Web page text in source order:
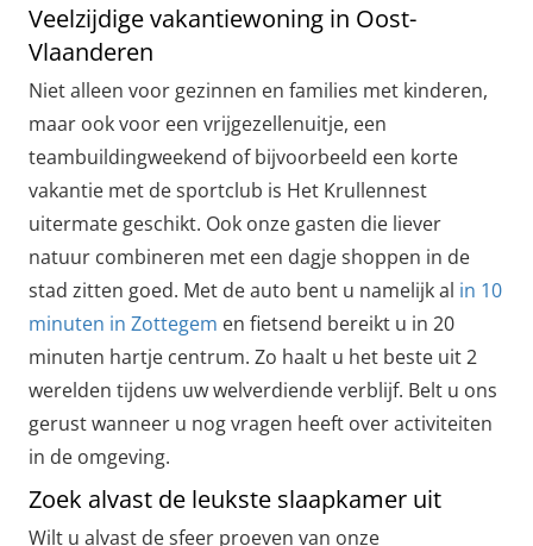
Veelzijdige vakantiewoning in Oost-
Vlaanderen
Niet alleen voor gezinnen en families met kinderen,
maar ook voor een vrijgezellenuitje, een
teambuildingweekend of bijvoorbeeld een korte
vakantie met de sportclub is Het Krullennest
uitermate geschikt. Ook onze gasten die liever
natuur combineren met een dagje shoppen in de
stad zitten goed. Met de auto bent u namelijk al in 10
minuten in Zottegem en fietsend bereikt u in 20
minuten hartje centrum. Zo haalt u het beste uit 2
werelden tijdens uw welverdiende verblijf. Belt u ons
gerust wanneer u nog vragen heeft over activiteiten
in de omgeving.
Zoek alvast de leukste slaapkamer uit
Wilt u alvast de sfeer proeven van onze